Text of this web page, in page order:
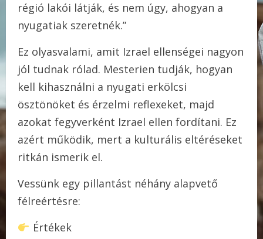
régió lakói látják, és nem úgy, ahogyan a
nyugatiak szeretnék.”
Ez olyasvalami, amit Izrael ellenségei nagyon
jól tudnak rólad. Mesterien tudják, hogyan
kell kihasználni a nyugati erkölcsi
ösztönöket és érzelmi reflexeket, majd
azokat fegyverként Izrael ellen fordítani. Ez
azért működik, mert a kulturális eltéréseket
ritkán ismerik el.
Vessünk egy pillantást néhány alapvető
félreértésre:
Értékek